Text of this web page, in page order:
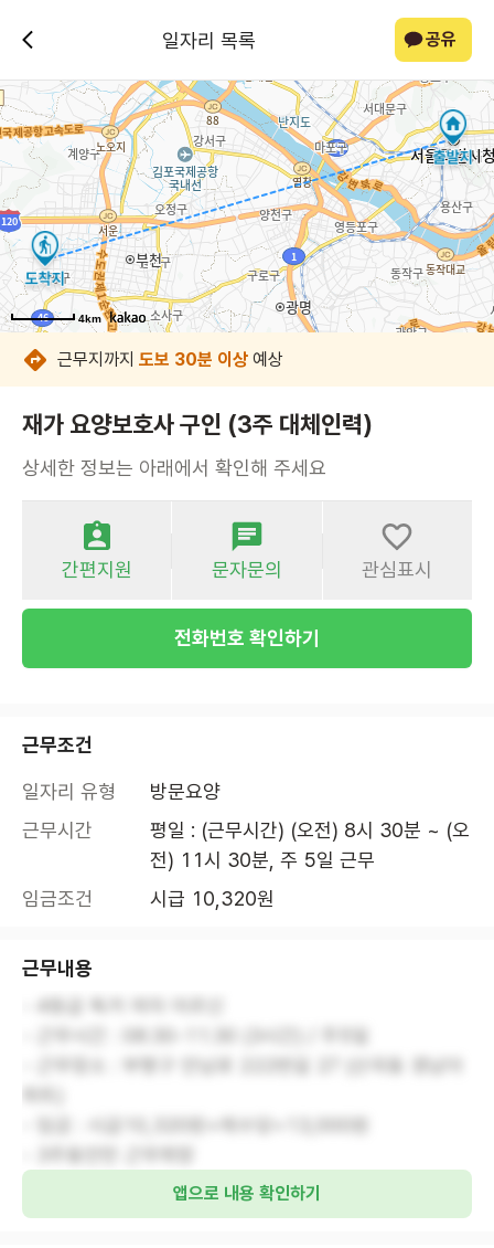
일자리 목록 공유
4km
4km
4km
4km
4km
4km
4km
근무지까지 도보 30분 이상 예상
재가 요양보호사 구인 (3주 대체인력)
상세한 정보는 아래에서 확인해 주세요
간편지원 문자문의 관심표시
전화번호 확인하기
근무조건
일자리 유형
방문요양
근무시간
평일 : (근무시간) (오전) 8시 30분 ~ (오
전) 11시 30분, 주 5일 근무
임금조건
시급 10,320원
근무내용
앱으로 내용 확인하기